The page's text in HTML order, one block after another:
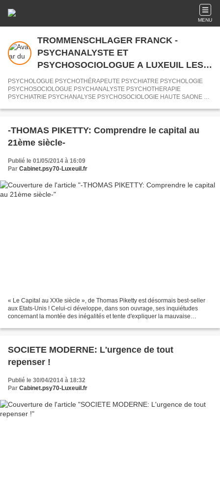
MENU
TROMMENSCHLAGER FRANCK -
PSYCHANALYSTE ET
PSYCHOSOCIOLOGUE A LUXEUIL LES
BAINS (70) LURE VESOUL SAULX SAINT-
LOUP SUR SEMOUSE SAINT-SAUVEUR -
AU CABINET DE PSYCHOLOGUES 70
HAUTE SAONE
PSYCHOLOGUE PSYCHOTHÉRAPEUTE PSYCHIATRE PSYCHOLOGIE
PSYCHOSOCIOLOGUE PSYCHANALYSTE PSYCHOTHERAPIE
PSYCHIATRIE PSYCHANALYSE PSYCHOSOCIOLOGIE HAUTE SAONE 70
LOUP SUR SEMOUSE SAINT-SAUVEUR SAULX VESOUL ROYE 70
-THOMAS PIKETTY: Comprendre le capital au
21ème siècle-
Publié le 01/05/2014 à 16:09
Par Cabinet.psy70-Luxeuil.fr
« Le Capital au XXIe siècle », de Thomas Piketty est désormais best-seller
aux Etats-Unis ! Celui-ci développe, dans son ouvrage, ses inquiétudes
concernant la montée des inégalités et tente d'expliquer la mauvaise
SOCIETE MODERNE: L'urgence de tout
repenser !
Publié le 30/04/2014 à 18:32
Par Cabinet.psy70-Luxeuil.fr